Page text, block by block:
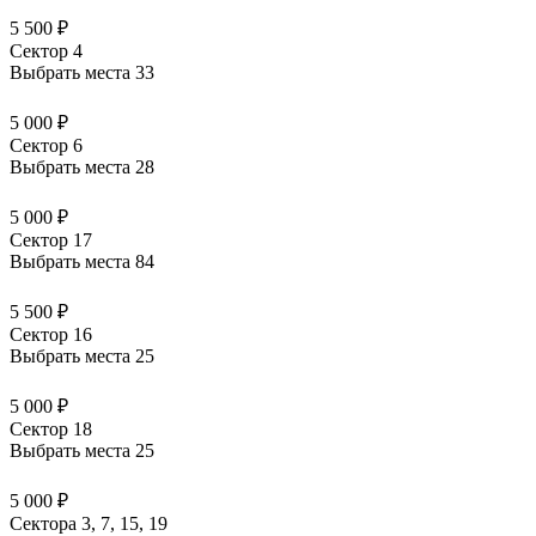
5 500 ₽
Сектор 4
Выбрать места 33
5 000 ₽
Сектор 6
Выбрать места 28
5 000 ₽
Сектор 17
Выбрать места 84
5 500 ₽
Сектор 16
Выбрать места 25
5 000 ₽
Сектор 18
Выбрать места 25
5 000 ₽
Сектора 3, 7, 15, 19